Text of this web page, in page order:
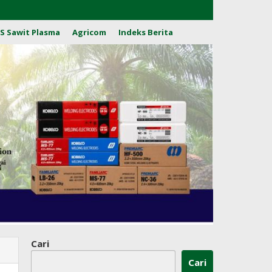
Sawit Plasma Agricom Indeks Berita
Cari
Cari